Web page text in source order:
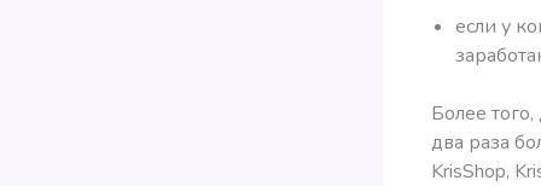
если у
Более
два раза
KrisShop,